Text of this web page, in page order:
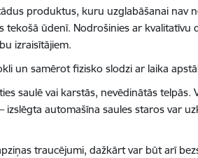
produktus, kuru uzglabāšanai nav
ūdenī. Nodrošinies ar kvalitatīvu
izraisītājiem.
un samērot fizisko slodzi ar laika
saulē vai karstās, nevēdinātās telpās.
automašīna saules staros var
traucējumi, dažkārt var būt arī